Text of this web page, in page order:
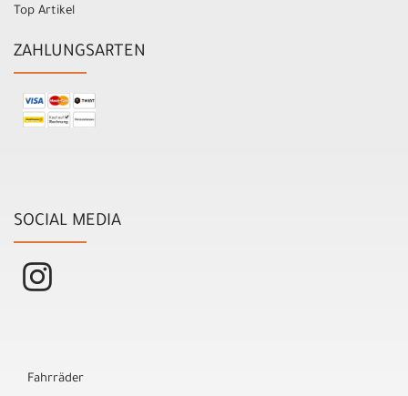
Top Artikel
ZAHLUNGSARTEN
SOCIAL MEDIA
Fahrräder